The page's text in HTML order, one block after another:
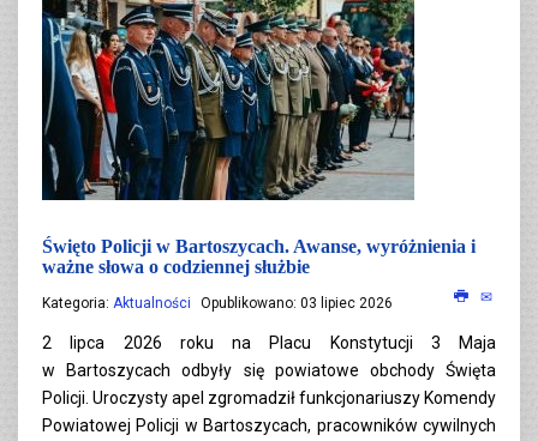
Święto Policji w Bartoszycach. Awanse, wyróżnienia i
ważne słowa o codziennej służbie
Kategoria: Aktualności Opublikowano: 03 lipiec 2026
2 lipca 2026 roku na Placu Konstytucji 3 Maja
w Bartoszycach odbyły się powiatowe obchody Święta
Policji. Uroczysty apel zgromadził funkcjonariuszy Komendy
Powiatowej Policji w Bartoszycach, pracowników cywilnych